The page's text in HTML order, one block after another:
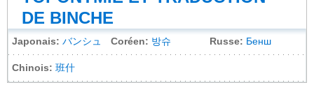
DE BINCHE
Japonais: バンシュ Coréen: 방슈 Russe: Бенш
Chinois: 班什